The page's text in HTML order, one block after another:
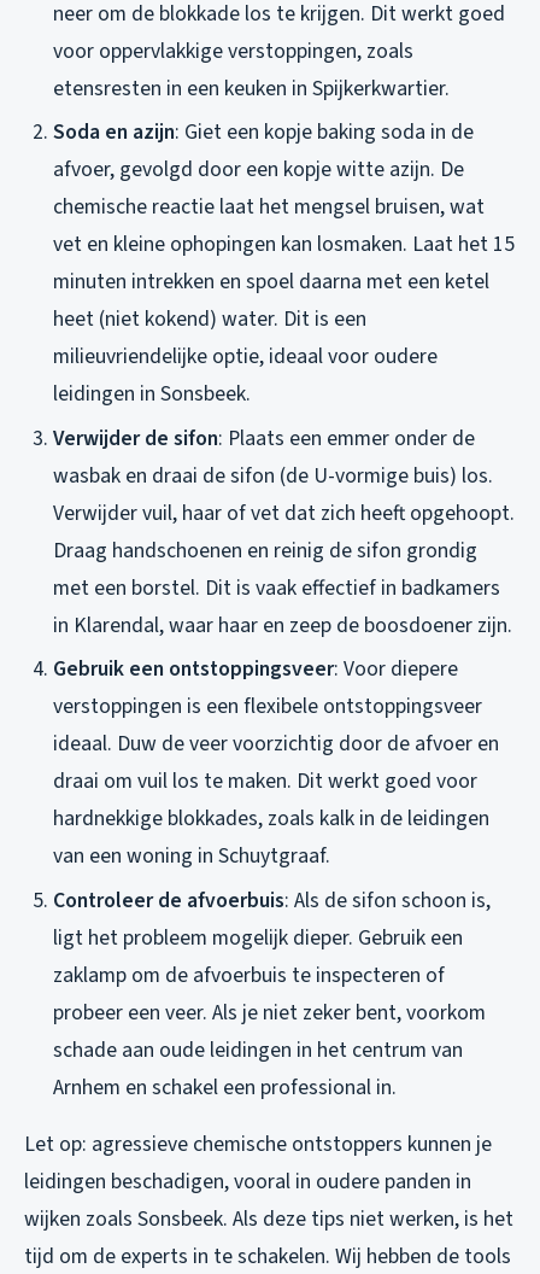
neer om de blokkade los te krijgen. Dit werkt goed
voor oppervlakkige verstoppingen, zoals
etensresten in een keuken in Spijkerkwartier.
Soda en azijn: Giet een kopje baking soda in de
afvoer, gevolgd door een kopje witte azijn. De
chemische reactie laat het mengsel bruisen, wat
vet en kleine ophopingen kan losmaken. Laat het 15
minuten intrekken en spoel daarna met een ketel
heet (niet kokend) water. Dit is een
milieuvriendelijke optie, ideaal voor oudere
leidingen in Sonsbeek.
Verwijder de sifon: Plaats een emmer onder de
wasbak en draai de sifon (de U-vormige buis) los.
Verwijder vuil, haar of vet dat zich heeft opgehoopt.
Draag handschoenen en reinig de sifon grondig
met een borstel. Dit is vaak effectief in badkamers
in Klarendal, waar haar en zeep de boosdoener zijn.
Gebruik een ontstoppingsveer: Voor diepere
verstoppingen is een flexibele ontstoppingsveer
ideaal. Duw de veer voorzichtig door de afvoer en
draai om vuil los te maken. Dit werkt goed voor
hardnekkige blokkades, zoals kalk in de leidingen
van een woning in Schuytgraaf.
Controleer de afvoerbuis: Als de sifon schoon is,
ligt het probleem mogelijk dieper. Gebruik een
zaklamp om de afvoerbuis te inspecteren of
probeer een veer. Als je niet zeker bent, voorkom
schade aan oude leidingen in het centrum van
Arnhem en schakel een professional in.
Let op: agressieve chemische ontstoppers kunnen je
leidingen beschadigen, vooral in oudere panden in
wijken zoals Sonsbeek. Als deze tips niet werken, is het
tijd om de experts in te schakelen. Wij hebben de tools